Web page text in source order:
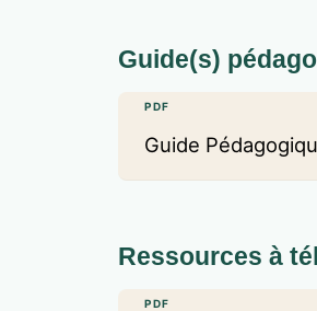
Guide(s)
PDF
Guide
Ressources à
PDF